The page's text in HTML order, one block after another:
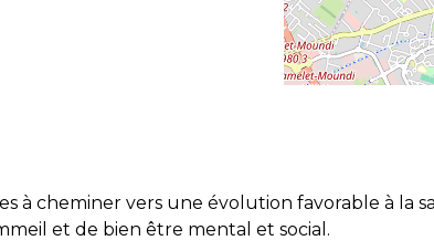
à cheminer vers une évolution favorable à
et de bien être mental et social.